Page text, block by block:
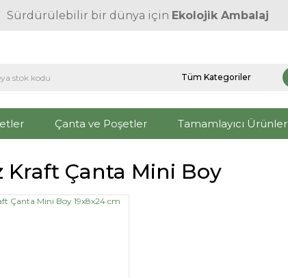
Sürdürülebilir bir dünya için Ekolojik Ambalaj
Çanta ve Poşetler Tamamlayıcı Ürünler
Kraft Çanta Mini Boy